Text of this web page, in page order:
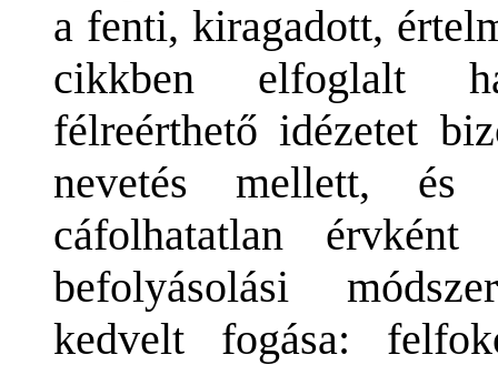
a fenti, kiragadott,
cikkben elfoglalt
félreérthető idézetet
nevetés mellett,
cáfolhatatlan
befolyásolási
kedvelt fogása: